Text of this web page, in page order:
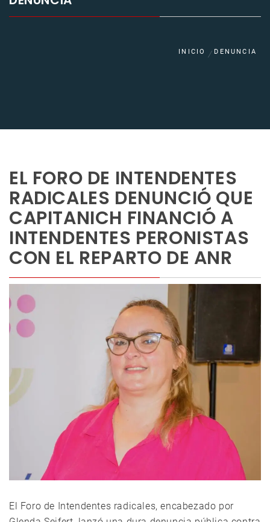
INICIO DENUNCIA
EL FORO DE INTENDENTES
RADICALES DENUNCIÓ QUE
CAPITANICH FINANCIÓ A
INTENDENTES PERONISTAS
CON EL REPARTO DE ANR
El Foro de Intendentes radicales, encabezado por